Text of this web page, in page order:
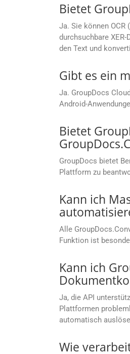
Bietet
Ja. Sie können OCR
durchsuchbare
den Text und
Gibt es ein
Ja. GroupDocs
Android-
Bietet
GroupDocs bietet
Plattform zu
Kann ich
Alle
Funktion ist
Kann ich
Ja, die API
Plattformen
automatisch
Wie